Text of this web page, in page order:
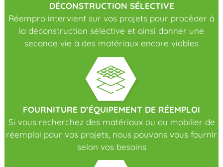
DÉCONSTRUCTION SÉLECTIVE
Réempro intervient sur vos projets pour procéder à
la déconstruction sélective et ainsi donner une
seconde vie à des matériaux encore viables
FOURNITURE D’ÉQUIPEMENT DE RÉEMPLOI
Si vous recherchez des matériaux ou du mobilier de
réemploi pour vos projets, nous pouvons vous fournir
selon vos besoins